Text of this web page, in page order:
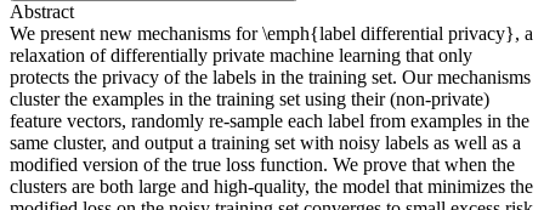
Abstract
We present new mechanisms for \emph{label differential privacy}, a
relaxation of differentially private machine learning that only
protects the privacy of the labels in the training set. Our mechanisms
cluster the examples in the training set using their (non-private)
feature vectors, randomly re-sample each label from examples in the
same cluster, and output a training set with noisy labels as well as a
modified version of the true loss function. We prove that when the
clusters are both large and high-quality, the model that minimizes the